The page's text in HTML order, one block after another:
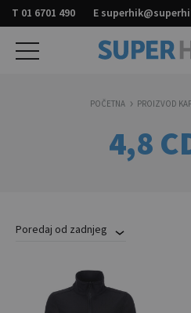
T 01 6701 490 E
4,8
POČETNA PROIZVOD
Poredaj od zadnjeg